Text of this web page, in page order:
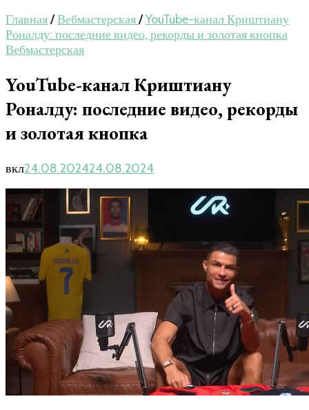
Главная/Вебмастерская/YouTube-канал Криштиану
Роналду: последние видео, рекорды и золотая кнопка
Вебмастерская
YouTube-канал Криштиану
Роналду: последние видео, рекорды
и золотая кнопка
вкл24.08.202424.08.2024